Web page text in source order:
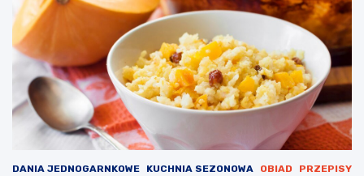
DANIA JEDNOGARNKOWE KUCHNIA SEZONOWA OBIAD
PRZEPISY